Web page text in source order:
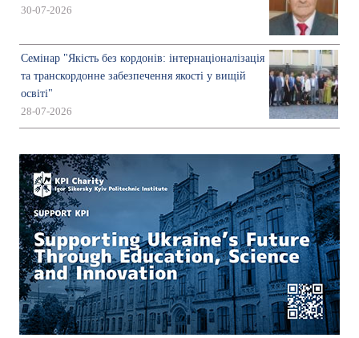
30-07-2026
Семінар "Якість без кордонів: інтернаціоналізація
та транскордонне забезпечення якості у вищій
освіті"
28-07-2026